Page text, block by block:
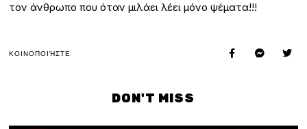
τον άνθρωπο που όταν μιλάει λέει μόνο ψέματα!!!
ΚΟΙΝΟΠΟΙΉΣΤΕ
DON'T MISS